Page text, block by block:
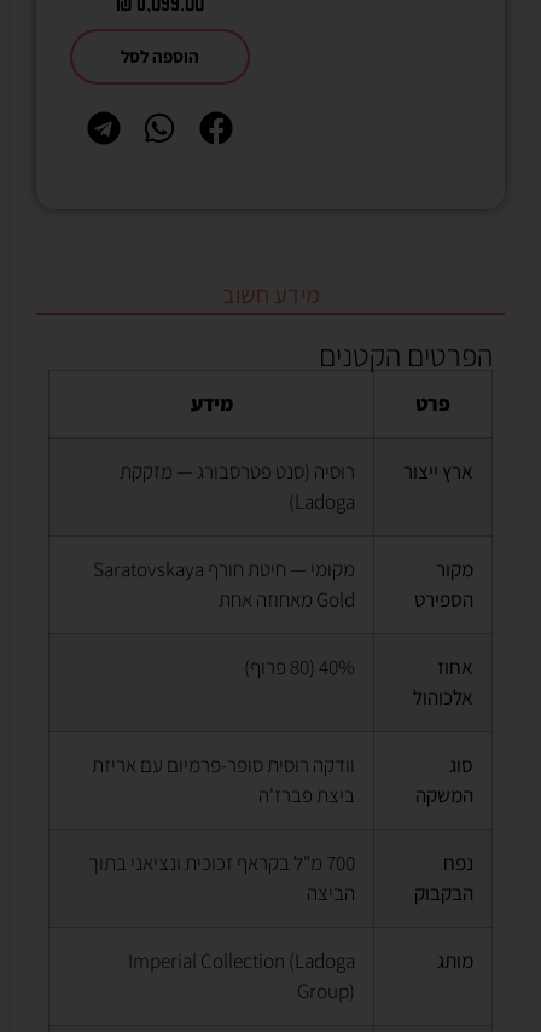
הוספה לסל
מידע חשוב
הפרטים הקטנים
פרט מידע
ארץ ייצור
רוסיה (סנט פטרסבורג — מזקקת
Ladoga)
מקור
הספירט
מקומי — חיטת חורף Saratovskaya
Gold מאחוזה אחת
אחוז
אלכוהול
40% (80 פרוף)
סוג
המשקה
וודקה רוסית סופר-פרמיום עם אריזת
ביצת פברז'ה
נפח
הבקבוק
700 מ"ל בקראף זכוכית ונציאני בתוך
הביצה
מותג
Imperial Collection (Ladoga
Group)